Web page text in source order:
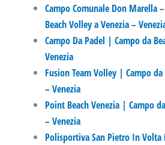
Campo Comunale Don Marella
Beach Volley a Venezia –
Campo Da Padel | Campo da
Venezia
Fusion Team Volley | Campo
– Venezia
Point Beach Venezia | Campo
– Venezia
Polisportiva San Pietro In Volta